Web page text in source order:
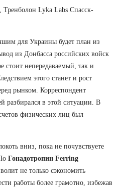
Lyka Labs Спасск-
для Украины будет план из
из Донбасса российских войск
стоит непередаваемый, так и
этого станет и рост
рынком. Корреспондент
разбирался в этой ситуации. В
физических лиц был
вниз, пока не почувствуете
Гонадотропин Ferring
не только сэкономить
работы более грамотно, избежав